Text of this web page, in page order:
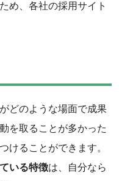
め、各社の採用サイト
どのような場面で成果
を取ることが多かった
けることができます。
いる特徴は、自分なら